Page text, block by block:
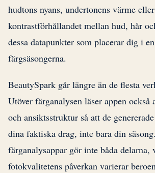
hudtons nyans, undertonens värme
kontrastförhållandet mellan hud, hår
dessa datapunkter som placerar dig i
färgsäsongerna.
BeautySpark går längre än de flesta
Utöver färganalysen läser appen
och ansiktsstruktur så att de
dina faktiska drag, inte bara din
färganalysappar gör inte båda
fotokvalitetens påverkan varierar